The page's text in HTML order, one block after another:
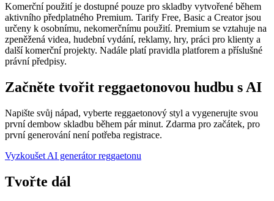
Komerční použití je dostupné pouze pro skladby vytvořené během
aktivního předplatného Premium. Tarify Free, Basic a Creator jsou
určeny k osobnímu, nekomerčnímu použití. Premium se vztahuje na
zpeněžená videa, hudební vydání, reklamy, hry, práci pro klienty a
další komerční projekty. Nadále platí pravidla platforem a příslušné
právní předpisy.
Začněte tvořit reggaetonovou hudbu s AI
Napište svůj nápad, vyberte reggaetonový styl a vygenerujte svou
první dembow skladbu během pár minut. Zdarma pro začátek, pro
první generování není potřeba registrace.
Vyzkoušet AI generátor reggaetonu
Tvořte dál